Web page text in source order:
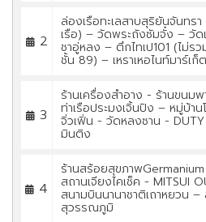
2
ล่องเรือทะเลสาบสุริยันจันทร
เรือ) – วัดพระถังซัมจั๋ง – วัด
ชาอู่หลง – ตึกไทเป101 (ไม่ร
ชั้น 89) – เหราเหอไนท์มาร์เก็ต
3
ร้านเครื่องสำอาง - ร้านขนม
ท่าเรือประมงเจิ้นปิง – หมู่บ้า
จิ่วเฟิ่น - วัดหลงซาน - DUTY
มินติง
4
ร้านสร้อยสุขภาพ
สถานเจียงไคเช็ค - MITSUI
สนามบินนานาชาติเถาหยวน
สุวรรณภูมิ